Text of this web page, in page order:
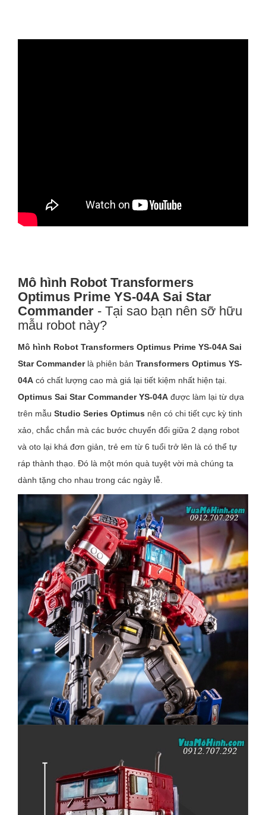
Mô hình Robot Transformers
Optimus Prime YS-04A Sai Star
Commander - Tại sao bạn nên sỡ hữu
mẫu robot này?
Mô hình Robot Transformers Optimus Prime YS-04A Sai
Star Commander là phiên bản Transformers Optimus YS-
04A có chất lượng cao mà giá lại tiết kiệm nhất hiện tại.
Optimus Sai Star Commander YS-04A được làm lại từ dựa
trên mẫu Studio Series Optimus nên có chi tiết cực kỳ tinh
xảo, chắc chắn mà các bước chuyển đổi giữa 2 dạng robot
và oto lại khá đơn giản, trẻ em từ 6 tuổi trở lên là có thể tự
ráp thành thạo. Đó là một món quà tuyệt vời mà chúng ta
dành tặng cho nhau trong các ngày lễ.